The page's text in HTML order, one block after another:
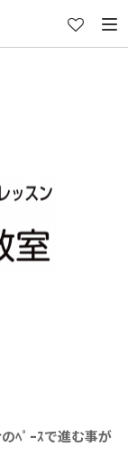
ﾍﾟｰｽで進む事が